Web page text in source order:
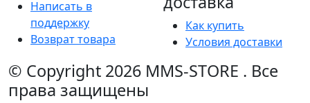
Написать в
поддержку
Возврат товара
Как купить
Условия доставки
© Copyright 2026 MMS-STORE . Все
права защищены